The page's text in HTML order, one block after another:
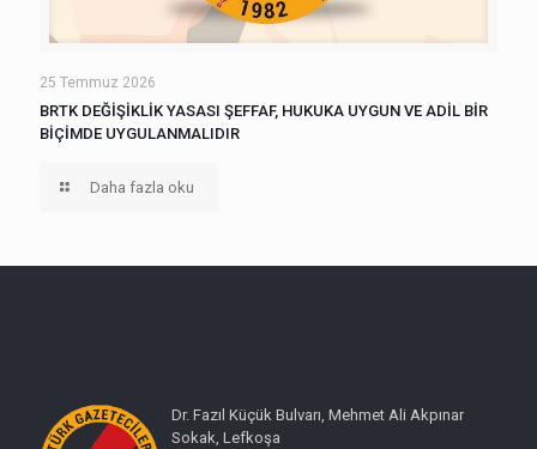
25 Temmuz 2026
BRTK DEĞİŞİKLİK YASASI ŞEFFAF, HUKUKA UYGUN VE ADİL BİR
BİÇİMDE UYGULANMALIDIR
Daha fazla oku
Dr. Fazıl Küçük Bulvarı, Mehmet Ali Akpınar
Sokak, Lefkoşa